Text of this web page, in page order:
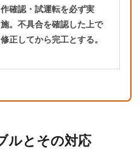
作確認・試運転を必ず実
施。不具合を確認した上で
修正してから完工とする。
ルとその対応